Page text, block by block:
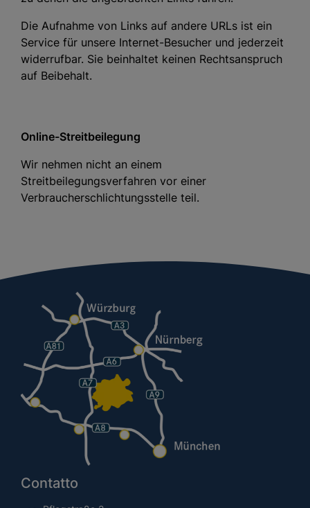
Die Aufnahme von Links auf andere URLs ist ein
Service für unsere Internet-Besucher und jederzeit
widerrufbar. Sie beinhaltet keinen Rechtsanspruch
auf Beibehalt.
Online-Streitbeilegung
Wir nehmen nicht an einem
Streitbeilegungsverfahren vor einer
Verbraucherschlichtungsstelle teil.
Contatto